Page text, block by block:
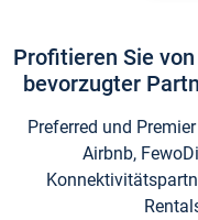
Profitieren Sie
bevorzugter
Preferred und
Airbnb,